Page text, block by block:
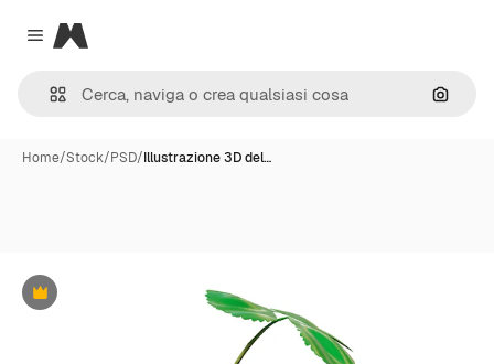
Close menu
Magnific
Cerca
Home/Stock/PSD/Illustrazione 3D del…
Premium